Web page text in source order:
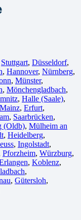
Stuttgart, Düsseldorf,
, Hannover, Nürnberg,
, Münster⁠,
, Mönchengladbach⁠,
, Halle (Saale)⁠,
Mainz⁠, Erfurt,
, Saarbrücken⁠,
(Oldb), Mülheim an
, Heidelberg,
, Ingolstadt,
Pforzheim, Würzburg,
, Koblenz,
,
, Gütersloh,